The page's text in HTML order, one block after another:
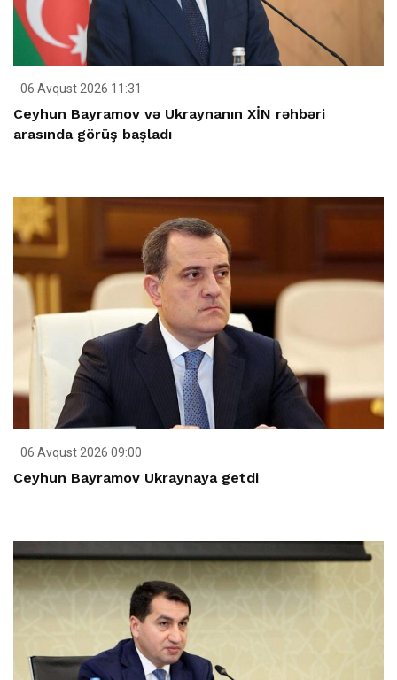
06 Avqust 2026 11:31
Ceyhun Bayramov və Ukraynanın XİN rəhbəri
arasında görüş başladı
06 Avqust 2026 09:00
Ceyhun Bayramov Ukraynaya getdi